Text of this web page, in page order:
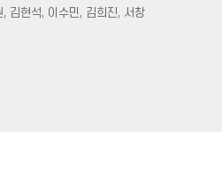
김현석, 이수민, 김희진, 서창